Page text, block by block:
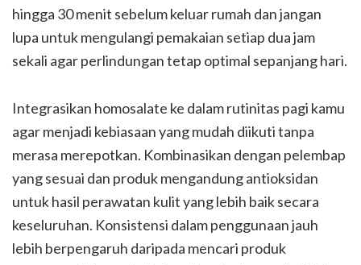
hingga 30 menit sebelum keluar rumah dan jangan
lupa untuk mengulangi pemakaian setiap dua jam
sekali agar perlindungan tetap optimal sepanjang hari.
Integrasikan homosalate ke dalam rutinitas pagi kamu
agar menjadi kebiasaan yang mudah diikuti tanpa
merasa merepotkan. Kombinasikan dengan pelembap
yang sesuai dan produk mengandung antioksidan
untuk hasil perawatan kulit yang lebih baik secara
keseluruhan. Konsistensi dalam penggunaan jauh
lebih berpengaruh daripada mencari produk